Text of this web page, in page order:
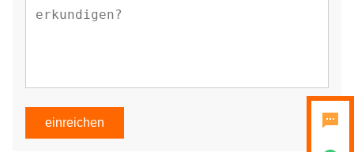
einreichen